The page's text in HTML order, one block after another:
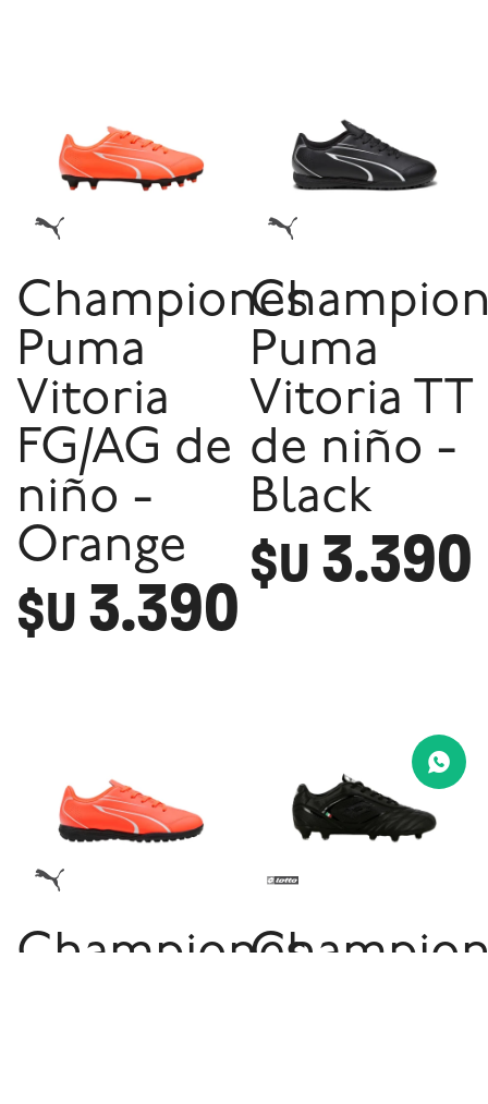
Championes
Puma
Vitoria
FG/AG de
niño -
Orange
$U 3.390
Puma
Vitoria TT
de niño -
Black
$U 3.390
Championes